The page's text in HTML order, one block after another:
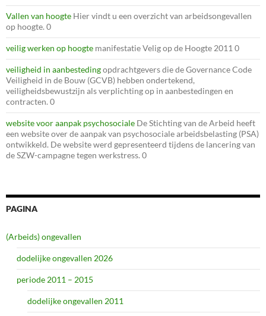
Vallen van hoogte Hier vindt u een overzicht van arbeidsongevallen
op hoogte. 0
veilig werken op hoogte manifestatie Velig op de Hoogte 2011 0
veiligheid in aanbestedingopdrachtgevers die de Governance Code
Veiligheid in de Bouw (GCVB) hebben ondertekend,
veiligheidsbewustzijn als verplichting op in aanbestedingen en
contracten. 0
website voor aanpak psychosociale De Stichting van de Arbeid heeft
een website over de aanpak van psychosociale arbeidsbelasting (PSA)
ontwikkeld. De website werd gepresenteerd tijdens de lancering van
de SZW-campagne tegen werkstress. 0
PAGINA
(Arbeids) ongevallen
dodelijke ongevallen 2026
periode 2011 – 2015
dodelijke ongevallen 2011